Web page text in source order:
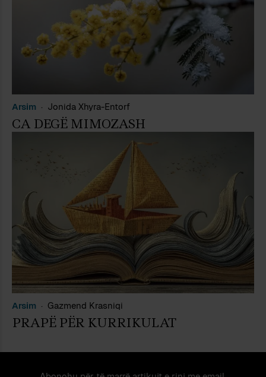
Arsim Jonida Xhyra-Entorf
CA DEGË MIMOZASH
Arsim Gazmend Krasniqi
PRAPË PËR KURRIKULAT